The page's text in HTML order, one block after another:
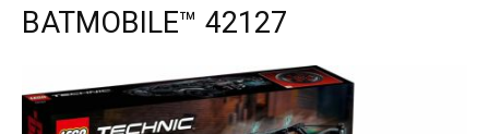
BATMOBILE™ 42127